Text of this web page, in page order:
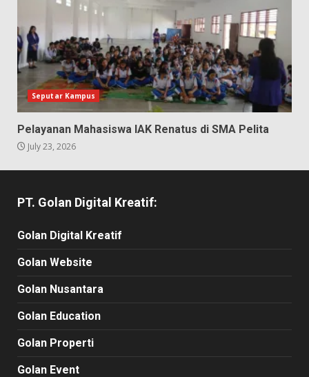
Seputar Kampus
Pelayanan Mahasiswa IAK Renatus di SMA Pelita
July 23, 2026
PT. Golan Digital Kreatif:
Golan Digital Kreatif
Golan Website
Golan Nusantara
Golan Education
Golan Properti
Golan Event